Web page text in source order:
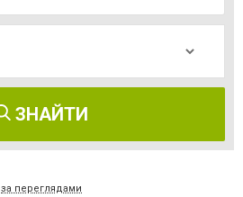
ЗНАЙТИ
за переглядами